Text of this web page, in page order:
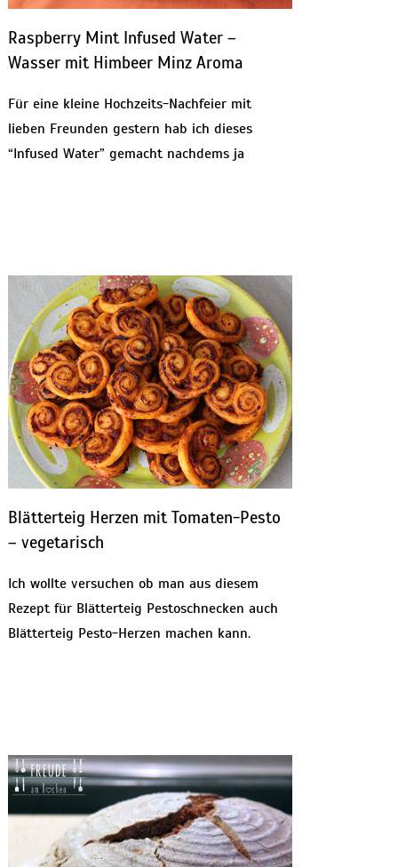
Raspberry Mint Infused Water –
Wasser mit Himbeer Minz Aroma
Für eine kleine Hochzeits-Nachfeier mit
lieben Freunden gestern hab ich dieses
“Infused Water” gemacht nachdems ja
Blätterteig Herzen mit Tomaten-Pesto
– vegetarisch
Ich wollte versuchen ob man aus diesem
Rezept für Blätterteig Pestoschnecken auch
Blätterteig Pesto-Herzen machen kann.